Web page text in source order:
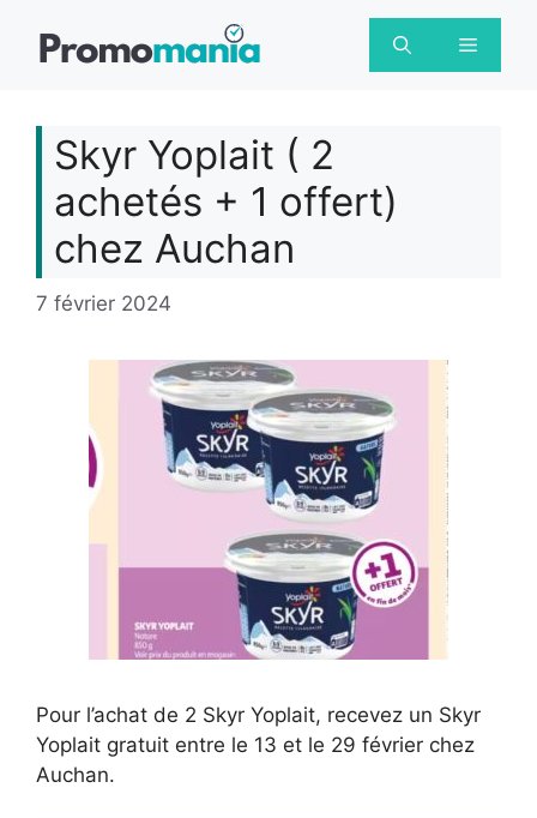
Menu
Skyr Yoplait ( 2
achetés + 1 offert)
chez Auchan
7 février 2024
Pour l’achat de 2 Skyr Yoplait, recevez un Skyr
Yoplait gratuit entre le 13 et le 29 février chez
Auchan.